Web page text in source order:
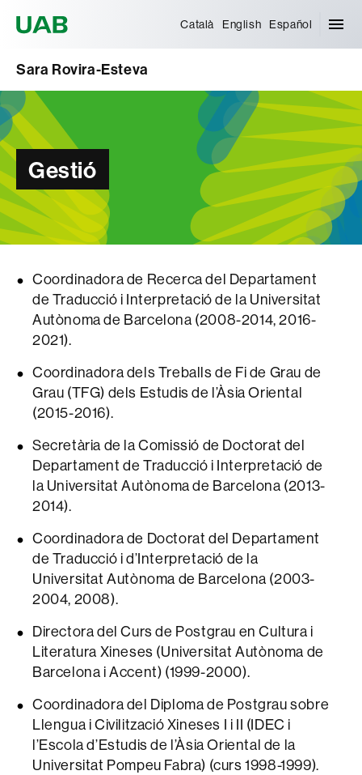
Català English Español
Sara Rovira-Esteva
Gestió
Coordinadora de Recerca del Departament
de Traducció i Interpretació de la Universitat
Autònoma de Barcelona (2008-2014, 2016-
2021).
Coordinadora dels Treballs de Fi de Grau de
Grau (TFG) dels Estudis de l’Àsia Oriental
(2015-2016).
Secretària de la Comissió de Doctorat del
Departament de Traducció i Interpretació de
la Universitat Autònoma de Barcelona (2013-
2014).
Coordinadora de Doctorat del Departament
de Traducció i d’Interpretació de la
Universitat Autònoma de Barcelona (2003-
2004, 2008).
Directora del Curs de Postgrau en Cultura i
Literatura Xineses (Universitat Autònoma de
Barcelona i Accent) (1999-2000).
Coordinadora del Diploma de Postgrau sobre
Llengua i Civilització Xineses I i II (IDEC i
l’Escola d’Estudis de l’Àsia Oriental de la
Universitat Pompeu Fabra) (curs 1998-1999).